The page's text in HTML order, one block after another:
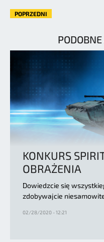
POPRZEDNI
KONKURS
OBRAŻENIA
Dowiedzcie się
zdobywajcie
02/28/2020 - 12:21